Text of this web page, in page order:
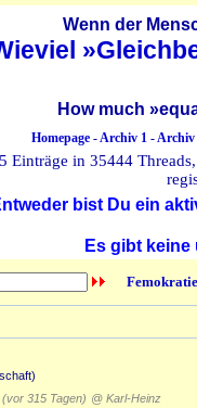
Wenn der
How much
Homepage-Archiv 1-Archiv
Einträge in 35444
bist Du ein
Es gibt
(vor 315 Tagen) @ Karl-Heinz